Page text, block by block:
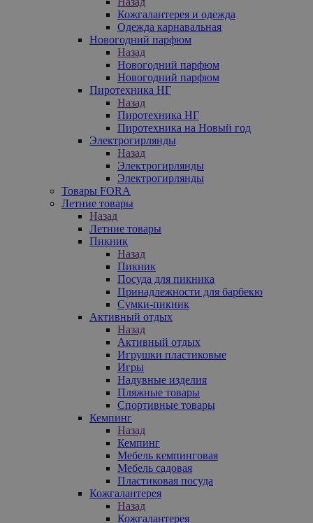
Кожгалантерея и одежда
Одежда карнавальная
Новогодний парфюм
Назад
Новогодний парфюм
Новогодний парфюм
Пиротехника НГ
Назад
Пиротехника НГ
Пиротехника на Новый год
Электрогирлянды
Назад
Электрогирлянды
Электрогирлянды
Товары FORA
Летние товары
Назад
Летние товары
Пикник
Назад
Пикник
Посуда для пикника
Принадлежности для барбекю
Сумки-пикник
Активный отдых
Назад
Активный отдых
Игрушки пластиковые
Игры
Надувные изделия
Пляжные товары
Спортивные товары
Кемпинг
Назад
Кемпинг
Мебель кемпинговая
Мебель садовая
Пластиковая посуда
Кожгалантерея
Назад
Кожгалантерея